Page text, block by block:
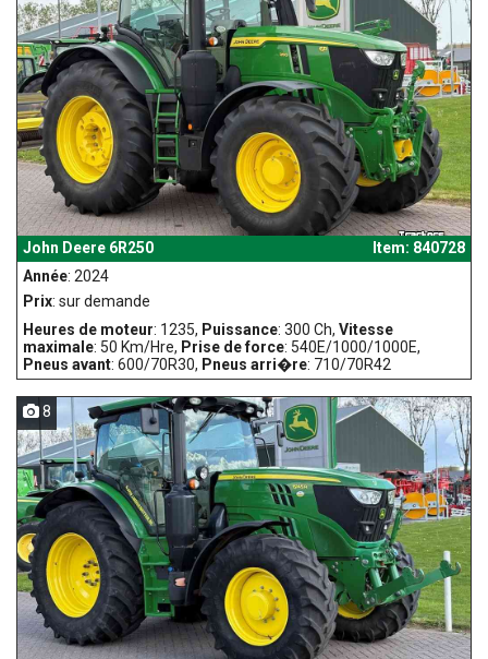
John Deere 6R250
Item: 840728
Année: 2024
Prix: sur demande
Heures de moteur: 1235, Puissance: 300 Ch, Vitesse
maximale: 50 Km/Hre, Prise de force: 540E/1000/1000E,
Pneus avant: 600/70R30, Pneus arri�re: 710/70R42
8